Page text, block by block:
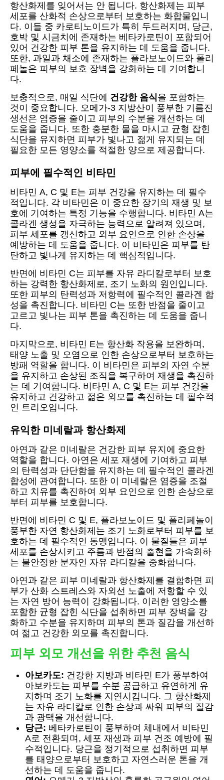
항산화제를 잊어서는 안 됩니다. 항산화제는 피부
세포를 산화적 손상으로부터 보호하는 화합물입니
다. 이들 중 카로티노이드가 특히 두드러지며, 당근,
호박 및 시금치에 존재하는 베타카로틴이 포함되어
있어 건강한 피부 톤을 유지하는 데 도움을 줍니다.
또한, 과일과 채소에 존재하는 플라보노이드와 폴리
페놀은 피부의 보호 장벽을 강화하는 데 기여합니
다.
보충적으로, 매일 식단에 건강한 음식을 포함하는
것이 중요합니다. 오메가-3 지방산이 풍부한 기름진
생선은 염증을 줄이고 피부의 수분을 개선하는 데
도움을 줍니다. 또한 충분한 물을 마시고 균형 잡힌
식단을 유지하면 피부가 빛나고 젊게 유지되는 데
필요한 모든 영양소를 적절한 양으로 제공합니다.
피부에 필수적인 비타민
비타민 A, C 및 E는 피부 건강을 유지하는 데 필수
적입니다. 각 비타민은 이 중요한 장기의 재생 및 보
호에 기여하는 특정 기능을 수행합니다. 비타민 A는
콜라겐 생성을 자극하는 능력으로 알려져 있으며,
피부 세포를 갱신하고 외부 요인으로 인한 손상을
예방하는 데 도움을 줍니다. 이 비타민은 피부를 탄
탄하고 빛나게 유지하는 데 핵심적입니다.
반면에 비타민 C는 피부를 자유 라디칼로부터 보호
하는 강력한 항산화제로, 조기 노화의 원인입니다.
또한 피부의 탄력성과 저항력에 필수적인 콜라겐 합
성을 촉진합니다. 비타민 C는 또한 반점을 줄이고
고르고 빛나는 피부 톤을 촉진하는 데 도움을 줍니
다.
마지막으로, 비타민 E는 항산화 작용을 보완하며,
태양 노출 및 오염으로 인한 손상으로부터 보호하는
방패 역할을 합니다. 이 비타민은 피부의 자연 수분
을 유지하고 손상된 조직을 복구하여 재생을 촉진하
는 데 기여합니다. 비타민 A, C 및 E는 피부 건강을
유지하고 건강하고 젊은 외모를 촉진하는 데 필수적
인 트리오입니다.
유익한 미네랄과 항산화제
아연과 같은 미네랄은 건강한 피부 유지에 중요한
역할을 합니다. 아연은 세포 재생에 기여하고 피부
의 탄력성과 단단함을 유지하는 데 필수적인 콜라겐
합성에 관여합니다. 또한 이 미네랄은 염증을 조절
하고 치유를 촉진하여 외부 요인으로 인한 손상으로
부터 피부를 보호합니다.
반면에 비타민 C 및 E, 플라보노이드 및 폴리페놀이
풍부한 자연 항산화제는 조기 노화로부터 피부를 보
호하는 데 필수적인 동맹입니다. 이 물질들은 피부
세포를 손상시키고 주름과 반점의 출현을 가속화하
는 불안정한 분자인 자유 라디칼을 중화합니다.
아연과 같은 피부 미네랄과 항산화제를 결합하면 피
부가 산화 스트레스와 자외선 노출에 저항할 수 있
는 자연 방어 능력이 강화됩니다. 이러한 영양소를
포함한 균형 잡힌 식단을 섭취하면 피부 장벽을 강
화하고 수분을 유지하며 피부의 톤과 질감을 개선하
여 젊고 건강한 외모를 촉진합니다.
피부 외모 개선을 위한 추천 음식
아보카도: 건강한 지방과 비타민 E가 풍부하여
아보카도는 피부를 수분 공급하고 유연하게 유
지하며 조기 노화를 지연시킵니다. 그 항산화제
는 자유 라디칼로 인한 손상과 싸워 피부의 질감
과 광택을 개선합니다.
당근: 베타카로틴이 풍부하여 체내에서 비타민
A로 전환되며, 세포 재생과 피부 건조 예방에 필
수적입니다. 당근을 정기적으로 섭취하면 피부
를 태양으로부터 보호하고 자연스러운 톤을 개
선하는 데 도움을 줍니다.